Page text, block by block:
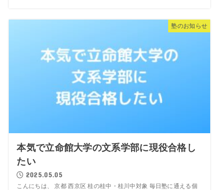
塾のお知らせ
本気で立命館大学の文系学部に現役合格し
たい
2025.05.05
こんにちは、 京都 西京区 桂の桂中・桂川中対象 毎日塾に通える個